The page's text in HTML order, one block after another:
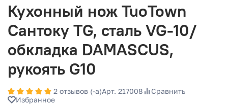
Кухонный нож TuoTown
Сантоку TG, сталь VG-10/
обкладка DAMASCUS,
рукоять G10
2 отзывов (-а)Арт. 217008
Сравнить
Избранное